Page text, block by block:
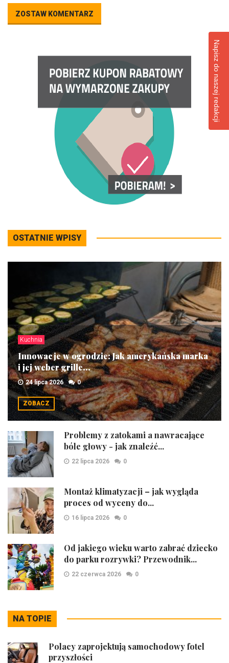
ZOSTAW KOMENTARZ
OSTATNIE WPISY
Kuchnia
Innowacje w ogrodzie: Jak amerykańska marka
i jej weber grille...
24 lipca 2026 0
ZOBACZ
Problemy z zatokami a nawracające
bóle głowy - jak znaleźć...
22 lipca 2026 0
Montaż klimatyzacji – jak wygląda
proces od wyceny do...
16 lipca 2026 0
Od jakiego wieku warto zabrać dziecko
do parku rozrywki? Przewodnik...
22 czerwca 2026 0
NA TOPIE
Polacy zaprojektują samochodowy fotel
przyszłości
Napisz do naszej redakcji